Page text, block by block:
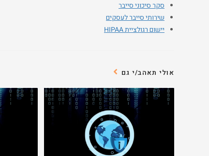
סקר סיכוני סייבר
שירותי סייבר לעסקים
יישום רגולציית HIPAA
אולי תאהב/י גם